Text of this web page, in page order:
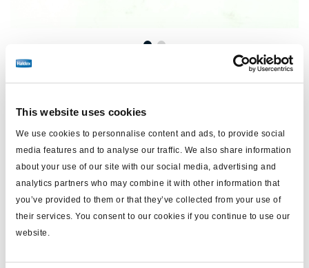
This website uses cookies
We use cookies to personnalise content and ads, to provide social
media features and to analyse our traffic. We also share information
about your use of our site with our social media, advertising and
analytics partners who may combine it with other information that
you’ve provided to them or that they’ve collected from your use of
their services. You consent to our cookies if you continue to use our
website.
Preis: Kein Preis
Loggen Sie sich ein, um den Bestand zu sehen und zu
bestellen.
Technische Daten
Kabelmarkierung (elast.